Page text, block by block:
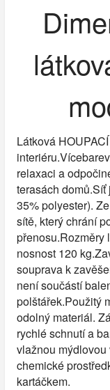
Látková
relaxaci a
terasách
35% polyester).
sítě, který chrání
přenosu.Rozměry
nosnost 120
souprava k
není součástí
polštářek.Použitý
odolný materiál.
rychlé schnutí a
vlažnou
chemické
kartáčkem.